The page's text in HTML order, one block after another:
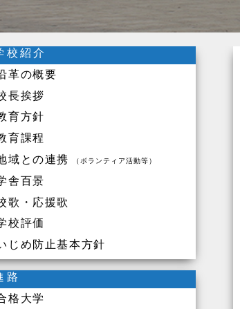
校紹介
革の概要
長挨拶
育方針
育課程
域との連携
（ボランティア活動等）
舎百景
歌・応援歌
校評価
じめ防止基本方針
路
格大学